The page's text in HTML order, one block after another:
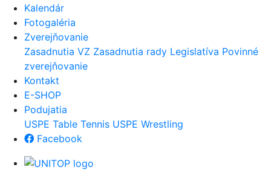
Kalendár
Fotogaléria
Zverejňovanie
Zasadnutia VZ Zasadnutia rady Legislatíva Povinné
zverejňovanie
Kontakt
E-SHOP
Podujatia
USPE Table Tennis USPE Wrestling
Facebook